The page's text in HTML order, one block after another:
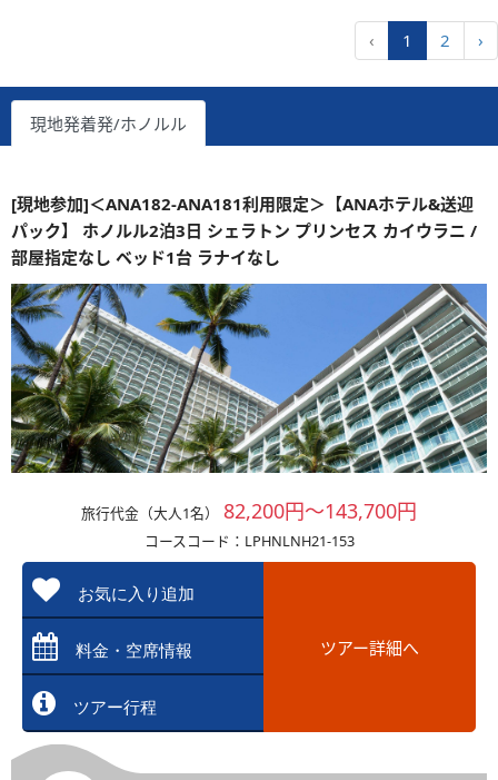
‹ 1 2 ›
現地発着発/ホノルル
[現地参加]＜ANA182-ANA181利用限定＞【ANAホテル&送迎
パック】 ホノルル2泊3日 シェラトン プリンセス カイウラニ /
部屋指定なし ベッド1台 ラナイなし
旅行代金（大人1名） 82,200円～143,700円
コースコード：LPHNLNH21-153
お気に入り追加
料金・空席情報
ツアー行程
ツアー詳細へ